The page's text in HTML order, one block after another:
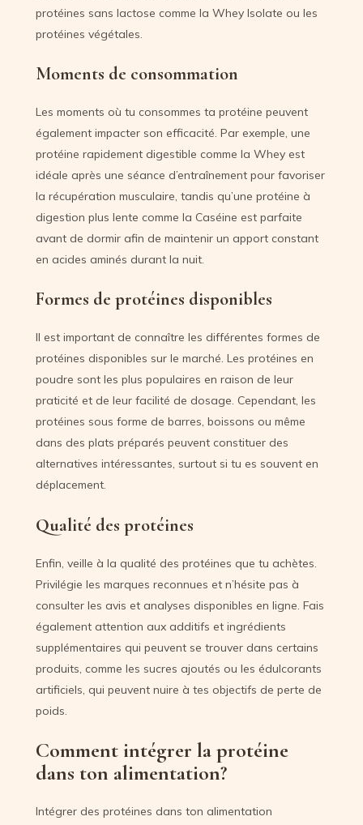
protéines sans lactose comme la Whey Isolate ou les
protéines végétales.
Moments de consommation
Les moments où tu consommes ta protéine peuvent
également impacter son efficacité. Par exemple, une
protéine rapidement digestible comme la Whey est
idéale après une séance d’entraînement pour favoriser
la récupération musculaire, tandis qu’une protéine à
digestion plus lente comme la Caséine est parfaite
avant de dormir afin de maintenir un apport constant
en acides aminés durant la nuit.
Formes de protéines disponibles
Il est important de connaître les différentes formes de
protéines disponibles sur le marché. Les protéines en
poudre sont les plus populaires en raison de leur
praticité et de leur facilité de dosage. Cependant, les
protéines sous forme de barres, boissons ou même
dans des plats préparés peuvent constituer des
alternatives intéressantes, surtout si tu es souvent en
déplacement.
Qualité des protéines
Enfin, veille à la qualité des protéines que tu achètes.
Privilégie les marques reconnues et n’hésite pas à
consulter les avis et analyses disponibles en ligne. Fais
également attention aux additifs et ingrédients
supplémentaires qui peuvent se trouver dans certains
produits, comme les sucres ajoutés ou les édulcorants
artificiels, qui peuvent nuire à tes objectifs de perte de
poids.
Comment intégrer la protéine
dans ton alimentation?
Intégrer des protéines dans ton alimentation